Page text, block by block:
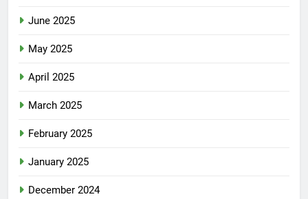
June 2025
May 2025
April 2025
March 2025
February 2025
January 2025
December 2024